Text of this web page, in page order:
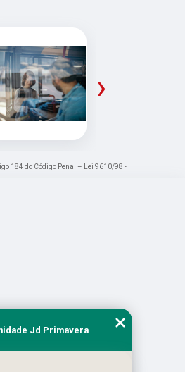
›
184 do Código Penal –
Lei 9610/98 -
Jd Primavera